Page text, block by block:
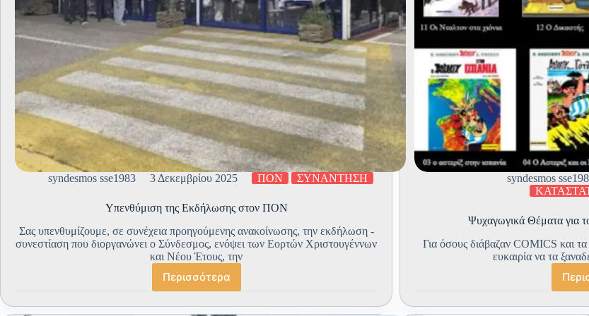
syndesmos sse1983 3 Δεκεμβρίου 2025 ΠΟΝ ΣΥΝΑΝΤΗΣΗ
Υπενθύμιση της Εκδήλωσης στον ΠΟΝ
Σας υπενθυμίζουμε, σε συνέχεια προηγούμενης ανακοίνωσης, την εκδήλωση -
συνεστίαση που διοργανώνει ο Σύνδεσμος, ενόψει των Εορτών Χριστουγέννων
και Νέου Έτους, την
Περισσότερα
Υπενθύμιση
της
Εκδήλωσης
syndesmos
Ψυχαγωγικά Θέματα για
Για όσους διάβαζαν COMICS και
ευκαιρία να τα